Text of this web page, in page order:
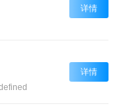
详情
详情